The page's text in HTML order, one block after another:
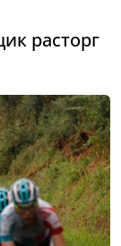
расторг